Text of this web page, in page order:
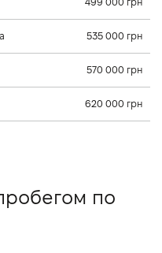
535 000 грн
570 000 грн
620 000 грн
по